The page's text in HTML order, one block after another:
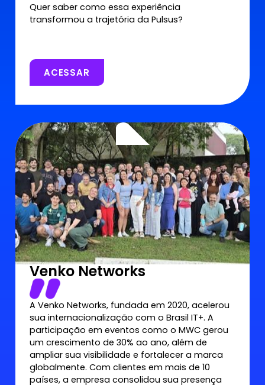
Quer saber como essa experiência
transformou a trajetória da Pulsus?
ACESSAR
Venko Networks
A Venko Networks, fundada em 2020, acelerou
sua internacionalização com o Brasil IT+. A
participação em eventos como o MWC gerou
um crescimento de 30% ao ano, além de
ampliar sua visibilidade e fortalecer a marca
globalmente. Com clientes em mais de 10
países, a empresa consolidou sua presença